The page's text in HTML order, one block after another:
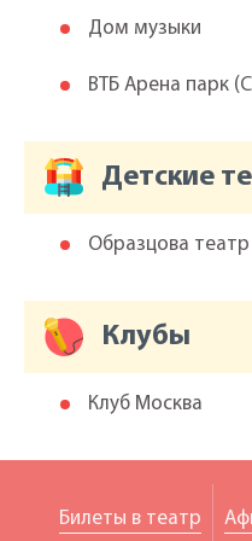
Дом музыки
ВТБ Арена парк
Детские
Образцова театр
Клубы
Клуб Москва
Билеты в театр